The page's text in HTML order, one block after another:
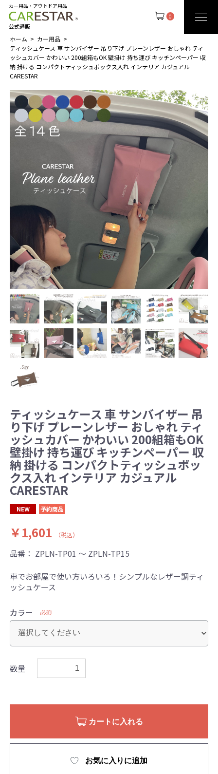
0
カー用品・アウトドア用品
公式通販
ホーム
カー用品
ティッシュケース 車 サンバイザー 吊り下げ プレーンレザー おしゃれ ティ
ッシュカバー かわいい 200組箱もOK 壁掛け 持ち運び キッチンペーパー 収
納 掛ける コンパクトティッシュボックス入れ インテリア カジュアル
CARESTAR
ティッシュケース 車 サンバイザー 吊
り下げ プレーンレザー おしゃれ ティ
ッシュカバー かわいい 200組箱もOK
壁掛け 持ち運び キッチンペーパー 収
納 掛ける コンパクトティッシュボッ
クス入れ インテリア カジュアル
CARESTAR
NEW 予約商品
￥1,601 （税込）
品番： ZPLN-TP01 ～ ZPLN-TP15
車でお部屋で使い方いろいろ！シンプルなレザー調ティ
ッシュケース
カラー 必須
数量
カートに入れる
お気に入りに追加